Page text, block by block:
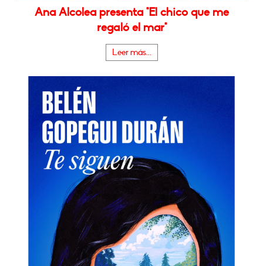
Ana Alcolea presenta "El chico que me
regaló el mar"
Leer más...